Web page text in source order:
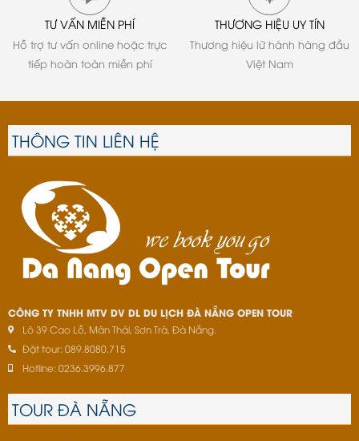
TƯ VẤN MIỄN PHÍ
Hỗ trợ tư vấn online hoặc trực
tiếp hoàn toàn miễn phí
THƯƠNG HIỆU UY TÍN
Thương hiệu lữ hành hàng đầu
Việt Nam
THÔNG TIN LIÊN HỆ
CÔNG TY TNHH MTV DV DL DU LỊCH ĐÀ NẴNG OPEN TOUR
Lô 39 Cao Lỗ, Mân Thái, Sơn Trà, Đà Nẵng.
Đặt tour: 089.8080.715
Hotline: 0236.3996.877
TOUR ĐÀ NẴNG